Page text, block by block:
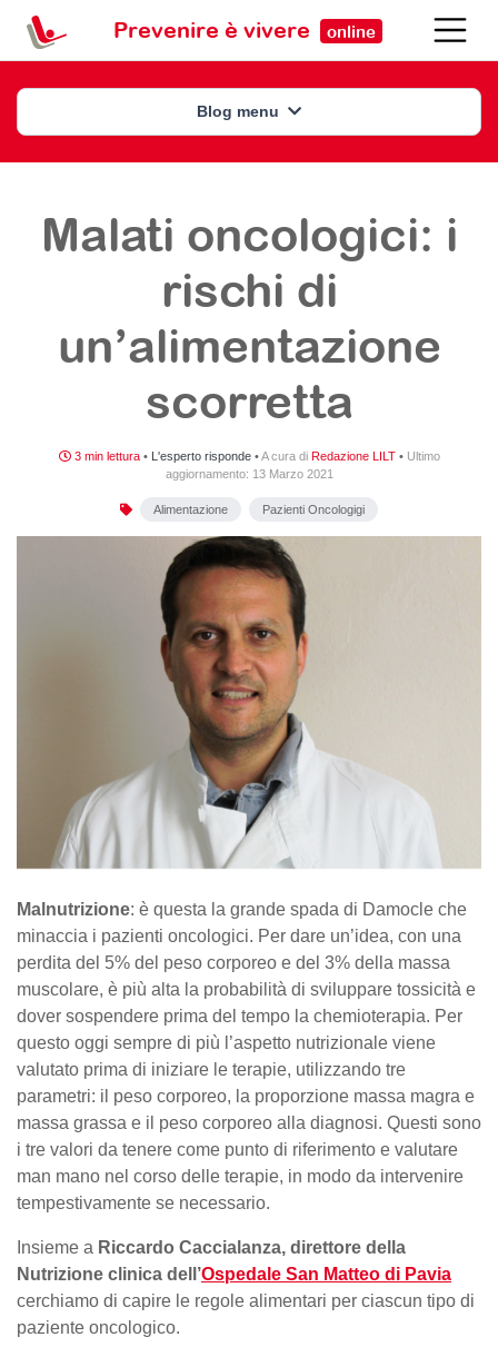
Prevenire è vivere online
Blog menu
Malati oncologici: i
rischi di
un’alimentazione
scorretta
3 min lettura • L'esperto risponde • A cura di Redazione LILT • Ultimo
aggiornamento: 13 Marzo 2021
Alimentazione Pazienti Oncologigi
Malnutrizione: è questa la grande spada di Damocle che
minaccia i pazienti oncologici. Per dare un’idea, con una
perdita del 5% del peso corporeo e del 3% della massa
muscolare, è più alta la probabilità di sviluppare tossicità e
dover sospendere prima del tempo la chemioterapia. Per
questo oggi sempre di più l’aspetto nutrizionale viene
valutato prima di iniziare le terapie, utilizzando tre
parametri: il peso corporeo, la proporzione massa magra e
massa grassa e il peso corporeo alla diagnosi. Questi sono
i tre valori da tenere come punto di riferimento e valutare
man mano nel corso delle terapie, in modo da intervenire
tempestivamente se necessario.
Insieme a Riccardo Caccialanza, direttore della
Nutrizione clinica dell’Ospedale San Matteo di Pavia
cerchiamo di capire le regole alimentari per ciascun tipo di
paziente oncologico.